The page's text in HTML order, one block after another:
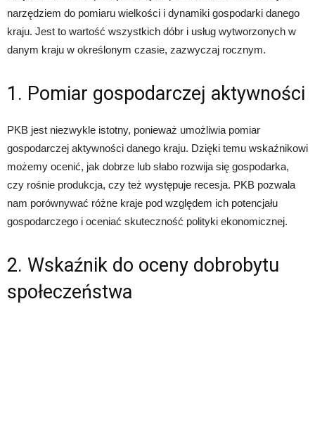
narzędziem do pomiaru wielkości i dynamiki gospodarki danego
kraju. Jest to wartość wszystkich dóbr i usług wytworzonych w
danym kraju w określonym czasie, zazwyczaj rocznym.
1. Pomiar gospodarczej aktywności
PKB jest niezwykle istotny, ponieważ umożliwia pomiar
gospodarczej aktywności danego kraju. Dzięki temu wskaźnikowi
możemy ocenić, jak dobrze lub słabo rozwija się gospodarka,
czy rośnie produkcja, czy też występuje recesja. PKB pozwala
nam porównywać różne kraje pod względem ich potencjału
gospodarczego i oceniać skuteczność polityki ekonomicznej.
2. Wskaźnik do oceny dobrobytu
społeczeństwa